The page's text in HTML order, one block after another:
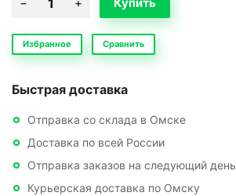
Избранное Сравнить
Быстрая доставка
Отправка со склада в Омске
Доставка по всей России
Отправка заказов на следующий день
Курьерская доставка по Омску